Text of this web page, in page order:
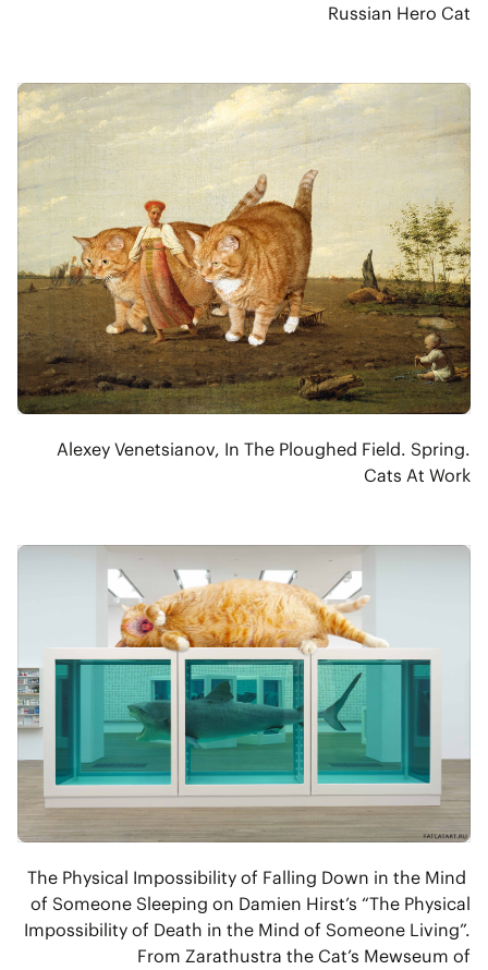
Russian Hero Cat
Alexey Venetsianov, In The Ploughed Field. Spring.
Cats At Work
The Physical Impossibility of Falling Down in the Mind
of Someone Sleeping on Damien Hirst’s “The Physical
Impossibility of Death in the Mind of Someone Living”.
From Zarathustra the Cat’s Mewseum of